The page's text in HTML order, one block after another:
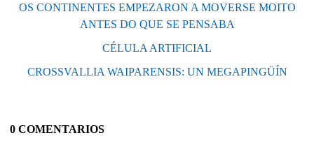
OS CONTINENTES EMPEZARON A MOVERSE MOITO
ANTES DO QUE SE PENSABA
CÉLULA ARTIFICIAL
CROSSVALLIA WAIPARENSIS: UN MEGAPINGÜÍN
0 COMENTARIOS